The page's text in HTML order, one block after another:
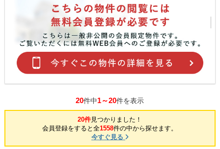
20件中1～20件を表示
20件見つかりました！
会員登録をすると全1558件の中から探せます。
今すぐ見る